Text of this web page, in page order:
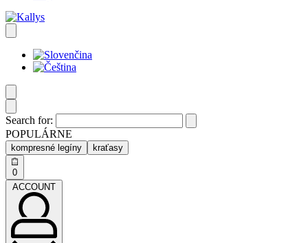
Search for:
POPULÁRNE
kompresné legíny kraťasy
0
ACCOUNT